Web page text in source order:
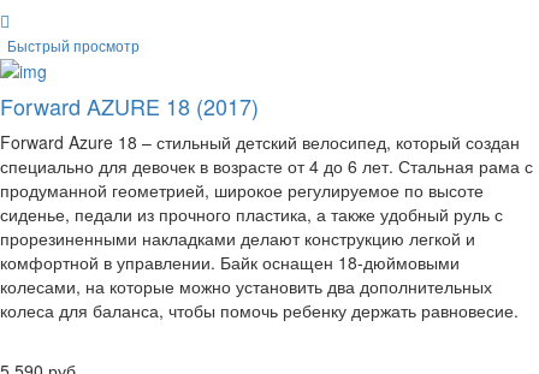
Быстрый просмотр
Forward AZURE 18 (2017)
Forward Azure 18 – стильный детский велосипед, который создан
специально для девочек в возрасте от 4 до 6 лет. Стальная рама с
продуманной геометрией, широкое регулируемое по высоте
сиденье, педали из прочного пластика, а также удобный руль с
прорезиненными накладками делают конструкцию легкой и
комфортной в управлении. Байк оснащен 18-дюймовыми
колесами, на которые можно установить два дополнительных
колеса для баланса, чтобы помочь ребенку держать равновесие.